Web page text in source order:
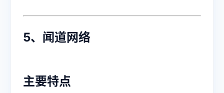
5、闻道网络
主要特点